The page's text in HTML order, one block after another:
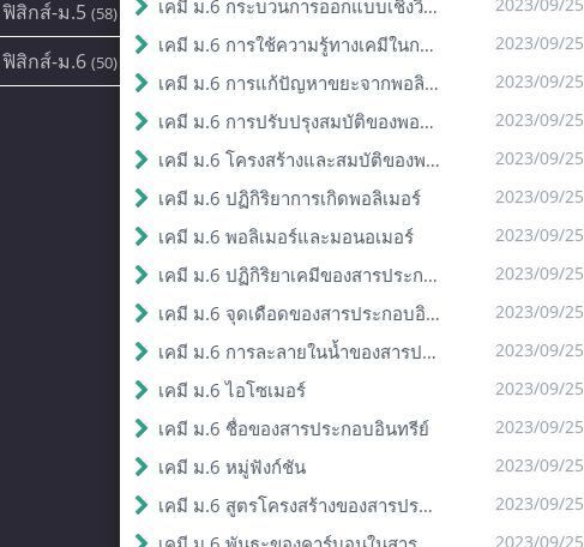
ฟิสิกส์-ม.5 (58)
ฟิสิกส์-ม.6 (50)
เคมี ม.6 กระบวนการออกแบบเชิงวิศวกรรม
เคมี ม.6 การใช้ความรู้ทางเคมีในการแก้ปัญหา 2023/09/25
เคมี ม.6 การแก้ปัญหาขยะจากพอลิเมอร์ 2023/09/25
เคมี ม.6 การปรับปรุงสมบัติของพอลิเมอร์ 2023/09/25
เคมี ม.6 โครงสร้างและสมบัติของพอลิเมอร์ 2023/09/25
เคมี ม.6 ปฏิกิริยาการเกิดพอลิเมอร์ 2023/09/25
เคมี ม.6 พอลิเมอร์และมอนอเมอร์ 2023/09/25
เคมี ม.6 ปฏิกิริยาเคมีของสารประกอบอินทรีย์ 2023/09/25
เคมี ม.6 จุดเดือดของสารประกอบอินทรีย์ 2023/09/25
เคมี ม.6 การละลายในน้ำของสารประกอบอินทรีย์ 2023/09/25
เคมี ม.6 ไอโซเมอร์ 2023/09/25
เคมี ม.6 ชื่อของสารประกอบอินทรีย์ 2023/09/25
เคมี ม.6 หมู่ฟังก์ชัน 2023/09/25
เคมี ม.6 สูตรโครงสร้างของสารประกอบอินทรีย์ 2023/09/25
2023/09/25
<